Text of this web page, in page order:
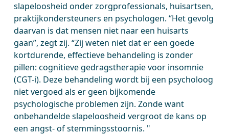
slapeloosheid onder zorgprofessionals, huisartsen,
praktijkondersteuners en psychologen. “Het gevolg
daarvan is dat mensen niet naar een huisarts
gaan”, zegt zij. “Zij weten niet dat er een goede
kortdurende, effectieve behandeling is zonder
pillen: cognitieve gedragstherapie voor insomnie
(CGT-i). Deze behandeling wordt bij een psycholoog
niet vergoed als er geen bijkomende
psychologische problemen zijn. Zonde want
onbehandelde slapeloosheid vergroot de kans op
een angst- of stemmingsstoornis. "